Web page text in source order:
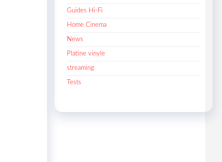
Guides Hi-Fi
Home Cinema
News
Platine vinyle
streaming
Tests